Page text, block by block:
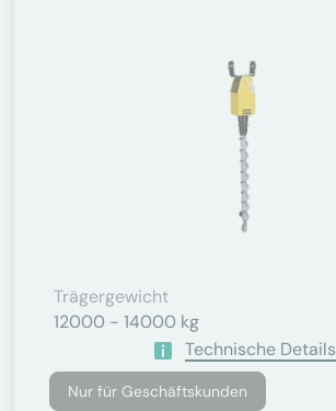
Trägergewicht
12000 - 14000 kg
Technische Details
Nur für Geschäftskunden